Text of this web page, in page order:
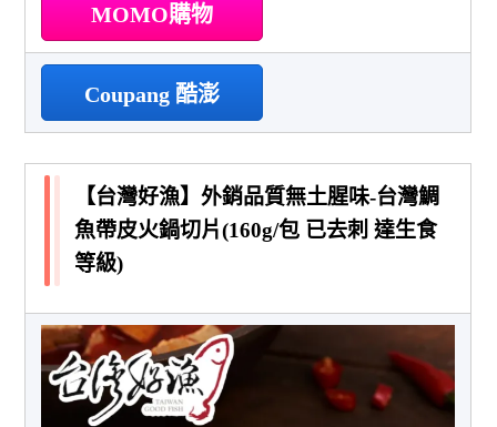
MOMO購物
Coupang 酷澎
【台灣好漁】外銷品質無土腥味-台灣鯛
魚帶皮火鍋切片(160g/包 已去刺 達生食
等級)